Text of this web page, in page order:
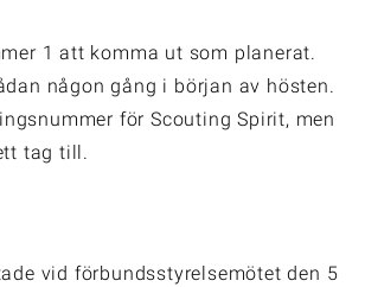
1 att komma ut som planerat.
någon gång i början av hösten.
för Scouting Spirit, men
tag till.
vid förbundsstyrelsemötet den 5